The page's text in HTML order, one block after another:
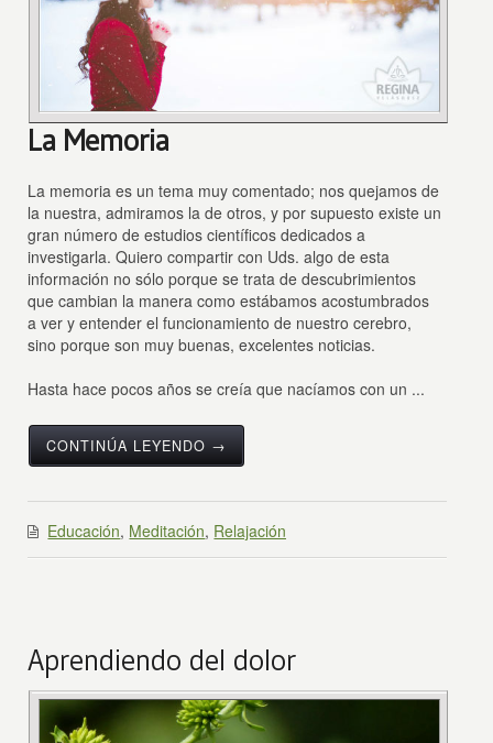
La Memoria
La memoria es un tema muy comentado; nos quejamos de
la nuestra, admiramos la de otros, y por supuesto existe un
gran número de estudios científicos dedicados a
investigarla. Quiero compartir con Uds. algo de esta
información no sólo porque se trata de descubrimientos
que cambian la manera como estábamos acostumbrados
a ver y entender el funcionamiento de nuestro cerebro,
sino porque son muy buenas, excelentes noticias.
Hasta hace pocos años se creía que nacíamos con un ...
CONTINÚA LEYENDO →
Educación, Meditación, Relajación
Aprendiendo del dolor